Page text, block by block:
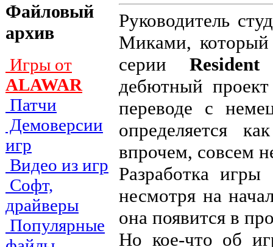
Файловый
архив
Игры от
ALAWAR
Патчи
Демоверсии
игр
Видео из игр
Софт,
драйверы
Популярные
Руководитель
Миками, который
серии
дебютный
переводе с
определяется
впрочем, совсем
Разработка
несмотря на
она появится в
Но кое-что об